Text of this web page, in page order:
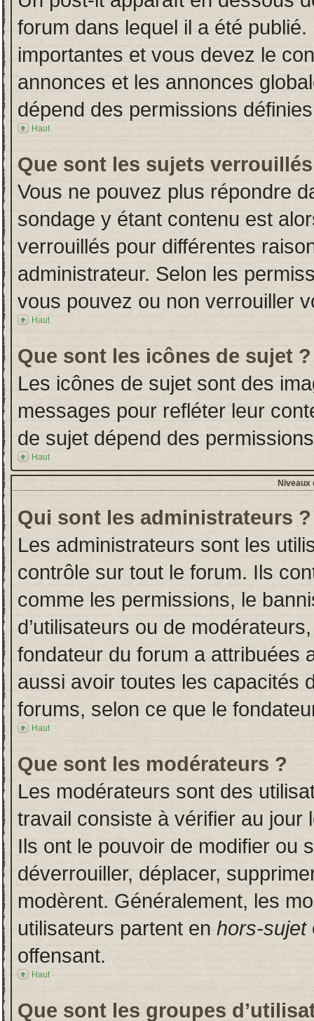
forum dans lequel il a été
importantes et vous devez le
annonces et les annonces
dépend des permissions
Haut
Que sont les sujets
Vous ne pouvez plus répondre
sondage y étant contenu est
verrouillés pour différentes
administrateur. Selon les
vous pouvez ou non verrouiller
Haut
Que sont les icônes de sujet ?
Les icônes de sujet sont des
messages pour refléter leur
de sujet dépend des
Haut
Niveaux
Qui sont les administrateurs ?
Les administrateurs sont les
contrôle sur tout le forum. Ils
comme les permissions, le
d’utilisateurs ou de
fondateur du forum a attribuées
aussi avoir toutes les capacités
forums, selon ce que le
Haut
Que sont les modérateurs ?
Les modérateurs sont des
travail consiste à vérifier au jour
Ils ont le pouvoir de modifier ou
déverrouiller, déplacer,
modèrent. Généralement, les
utilisateurs partent en hors-sujet
offensant.
Haut
Que sont les groupes